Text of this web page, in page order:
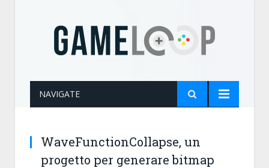
NAVIGATE
WaveFunctionCollapse, un
progetto per generare bitmap